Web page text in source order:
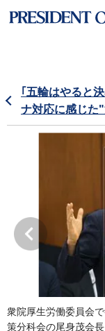
｢五輪はやると
ナ対応に感じた
衆院厚生労働委員会
策分科会の尾身茂会